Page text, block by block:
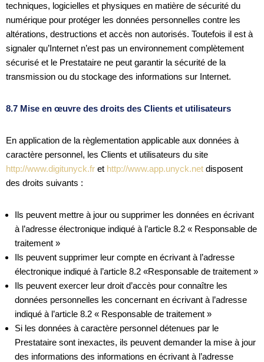
techniques, logicielles et physiques en matière de sécurité du
numérique pour protéger les données personnelles contre les
altérations, destructions et accès non autorisés. Toutefois il est à
signaler qu’Internet n’est pas un environnement complètement
sécurisé et le Prestataire ne peut garantir la sécurité de la
transmission ou du stockage des informations sur Internet.
8.7 Mise en œuvre des droits des Clients et utilisateurs
En application de la règlementation applicable aux données à
caractère personnel, les Clients et utilisateurs du site
http://www.digitunyck.fr et http://www.app.unyck.net disposent
des droits suivants :
Ils peuvent mettre à jour ou supprimer les données en écrivant
à l’adresse électronique indiqué à l’article 8.2 « Responsable de
traitement »
Ils peuvent supprimer leur compte en écrivant à l’adresse
électronique indiqué à l’article 8.2 «Responsable de traitement »
Ils peuvent exercer leur droit d’accès pour connaître les
données personnelles les concernant en écrivant à l’adresse
indiqué à l’article 8.2 « Responsable de traitement »
Si les données à caractère personnel détenues par le
Prestataire sont inexactes, ils peuvent demander la mise à jour
des informations des informations en écrivant à l’adresse